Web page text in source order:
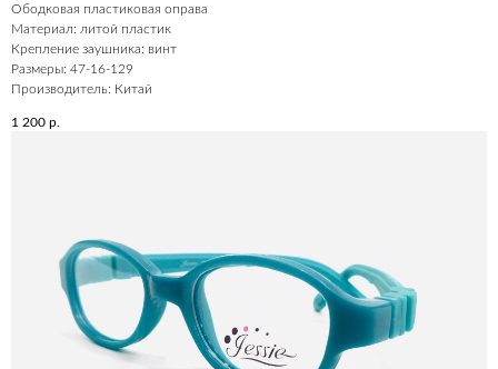
Ободковая пластиковая оправа
Материал: литой пластик
Крепление заушника: винт
Размеры: 47-16-129
Производитель: Китай
1 200 р.